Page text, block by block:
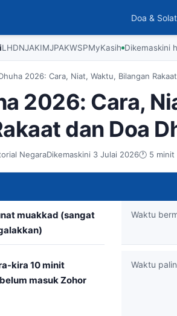
Doa & Solat
LHDNJAKIMJPAKWSPMyKasih Dikemaskini
2026: Cara, Niat, Waktu, Bilangan
2026: Cara,
dan Doa
NegaraDikemaskini 3 Julai 2026🕐 5 minit
muakkad (sangat
Waktu
kira 10 minit
masuk Zohor
Waktu